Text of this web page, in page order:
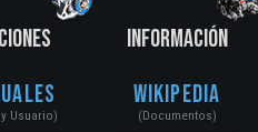
Usuario)
INFORMACIÓN
Wikipedia
(Documentos)